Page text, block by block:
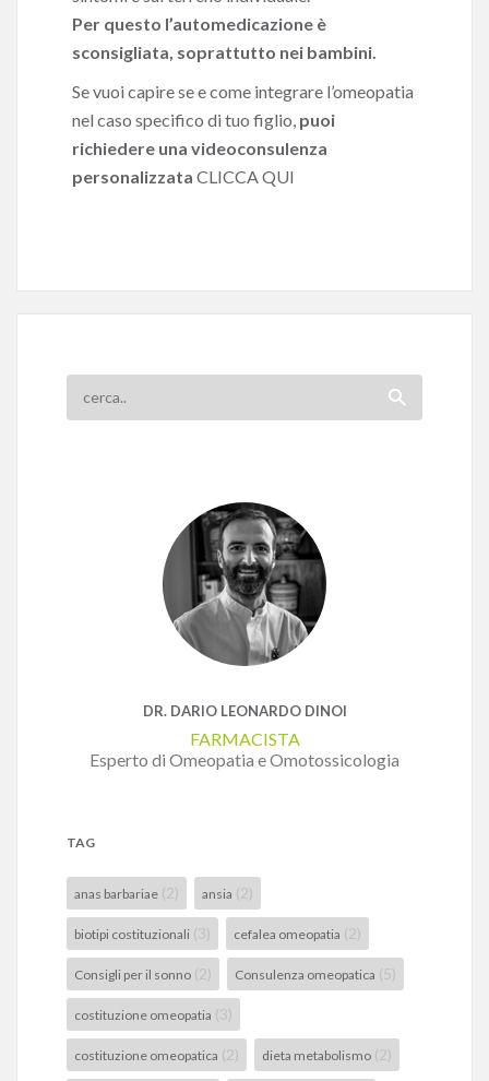
Per questo l’automedicazione è
sconsigliata, soprattutto nei bambini.
Se vuoi capire se e come integrare l’omeopatia
nel caso specifico di tuo figlio, puoi
richiedere una videoconsulenza
personalizzata CLICCA QUI
DR. DARIO LEONARDO DINOI
FARMACISTA
Esperto di Omeopatia e Omotossicologia
TAG
anas barbariae (2) ansia (2)
biotipi costituzionali (3) cefalea omeopatia (2)
Consigli per il sonno (2) Consulenza omeopatica (5)
costituzione omeopatia (3)
costituzione omeopatica (2) dieta metabolismo (2)